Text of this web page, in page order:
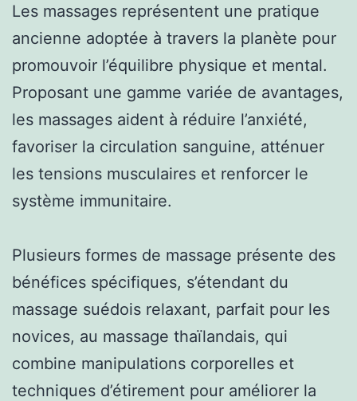
Les massages représentent une pratique
ancienne adoptée à travers la planète pour
promouvoir l’équilibre physique et mental.
Proposant une gamme variée de avantages,
les massages aident à réduire l’anxiété,
favoriser la circulation sanguine, atténuer
les tensions musculaires et renforcer le
système immunitaire.
Plusieurs formes de massage présente des
bénéfices spécifiques, s’étendant du
massage suédois relaxant, parfait pour les
novices, au massage thaïlandais, qui
combine manipulations corporelles et
techniques d’étirement pour améliorer la